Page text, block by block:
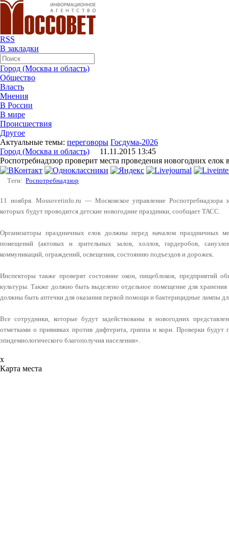
RSS
В закладки
Город (Москва и область)
Общество
Власть
Мнения
В России
В мире
Происшествия
Другое
Актуальные темы: переговоры Госдума-2026
Город (Москва и область) 11.11.2015 13:45
Роспотребнадззор проверит места проведения новогодних елок
Теги: Роспотребнадззор
11 ноября. Mossovetinfo.ru — Московское управление Роспотребнадзора
которых будут проводится детские новогодние праздники, сообщает ТАСС.
Организаторы праздничных елок должны перед началом праздничных
помещений (актовых и зрительных залов, холлов, гардеробов,
коммуникаций, ограждений, освещения, состоянию подъездов и дорожек.
Инспекторы также проверят состояние окон, пищеблоков, предприятий
культуры. Также должно быть выделено отдельное помещение для
должны быть аптечки для оказания первой помощи и бактерицидные лампы
Все сотрудники, которые будут задействованы в новогодних
отметками о прививках против дифтерита, гриппа и кори. Проверки будут
эпидемиологического благополучия населения».
x
Карта места